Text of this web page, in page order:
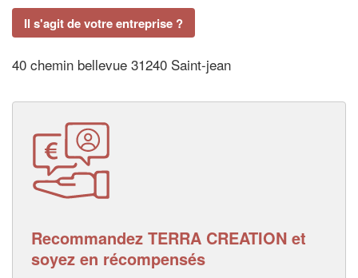
Il s'agit de votre entreprise ?
40 chemin bellevue 31240 Saint-jean
Recommandez TERRA CREATION et
soyez en récompensés